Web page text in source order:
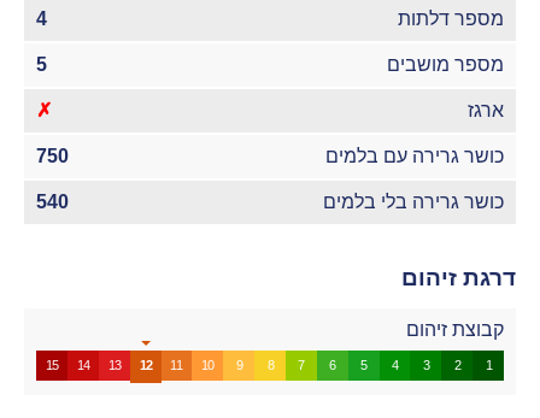
מספר דלתות 4
מספר מושבים 5
ארגז ✗
כושר גרירה עם בלמים 750
כושר גרירה בלי בלמים 540
דרגת זיהום
קבוצת זיהום
1
2
3
4
5
6
7
8
9
10
11
12
13
14
15